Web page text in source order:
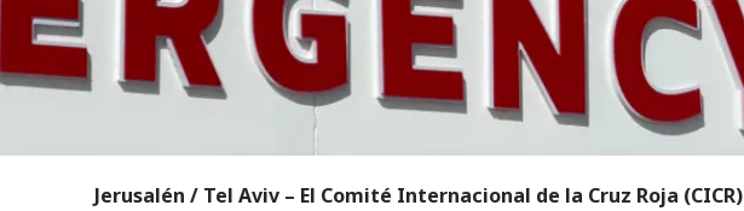
Jerusalén / Tel Aviv – El Comité Internacional de la Cruz Roja (CICR)